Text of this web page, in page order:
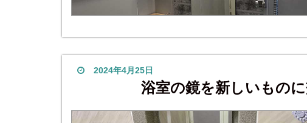
2024年4月25日
浴室の鏡を新しいもの